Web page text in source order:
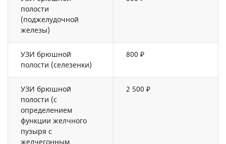
полости
(поджелудочной
железы)
УЗИ брюшной
полости (селезенки)
800 ₽
УЗИ брюшной
полости (с
определением
функции желчного
пузыря с
2 500 ₽